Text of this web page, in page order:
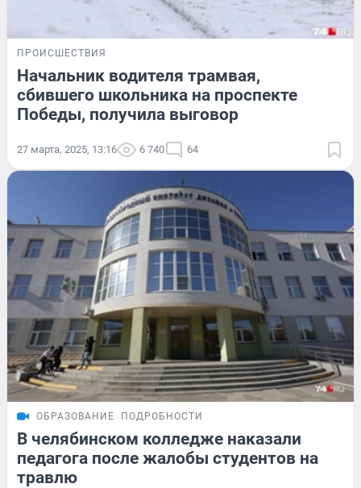
ПРОИСШЕСТВИЯ
Начальник водителя трамвая,
сбившего школьника на проспекте
Победы, получила выговор
27 марта, 2025, 13:16 6 740 64
ОБРАЗОВАНИЕ ПОДРОБНОСТИ
В челябинском колледже наказали
педагога после жалобы студентов на
травлю